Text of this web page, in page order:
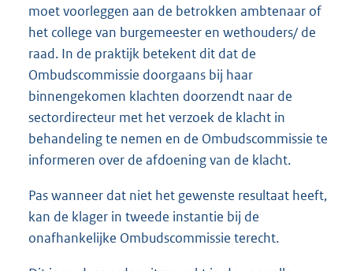
moet voorleggen aan de betrokken ambtenaar of
het college van burgemeester en wethouders/ de
raad. In de praktijk betekent dit dat de
Ombudscommissie doorgaans bij haar
binnengekomen klachten doorzendt naar de
sectordirecteur met het verzoek de klacht in
behandeling te nemen en de Ombudscommissie te
informeren over de afdoening van de klacht.
Pas wanneer dat niet het gewenste resultaat heeft,
kan de klager in tweede instantie bij de
onafhankelijke Ombudscommissie terecht.